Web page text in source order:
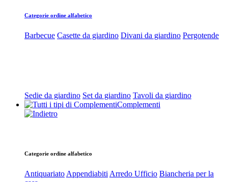
Categorie ordine alfabetico
Barbecue Casette da giardino Divani da giardino Pergotende
Sedie da giardino Set da giardino Tavoli da giardino
Complementi
Categorie ordine alfabetico
Antiquariato Appendiabiti Arredo Ufficio Biancheria per la